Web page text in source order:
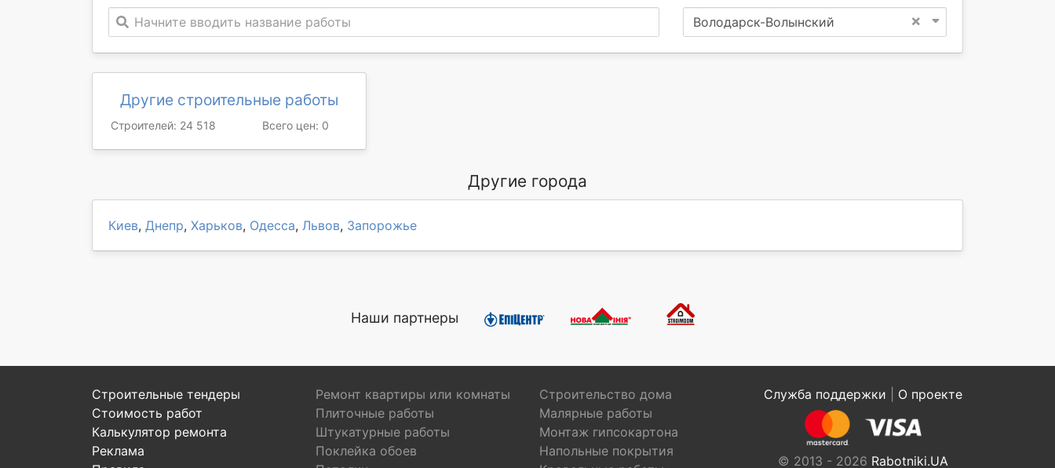
Начните вводить название работы
×
Володарск-Волынский
Другие строительные работы
Строителей: 24 518 Всего цен: 0
Другие города
Киев, Днепр, Харьков, Одесса, Львов, Запорожье
Наши партнеры
Строительные тендеры
Стоимость работ
Калькулятор ремонта
Реклама
Ремонт квартиры или комнаты
Строительство дома
Плиточные работы
Малярные работы
Штукатурные работы
Монтаж гипсокартона
Поклейка обоев
Напольные покрытия
Служба поддержки О проекте
© 2013 - 2026 Rabotniki.UA